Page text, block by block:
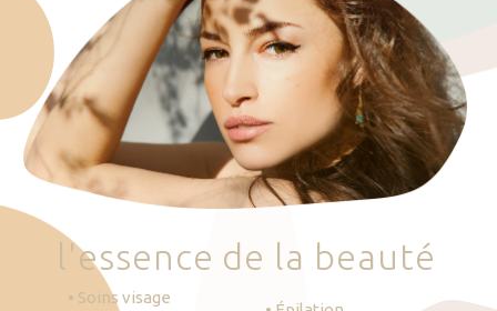
Soins
Je veux faire un bon cadeau
Plan d’accès
Prendre RDV
'essence de la beauté
• Soins visage